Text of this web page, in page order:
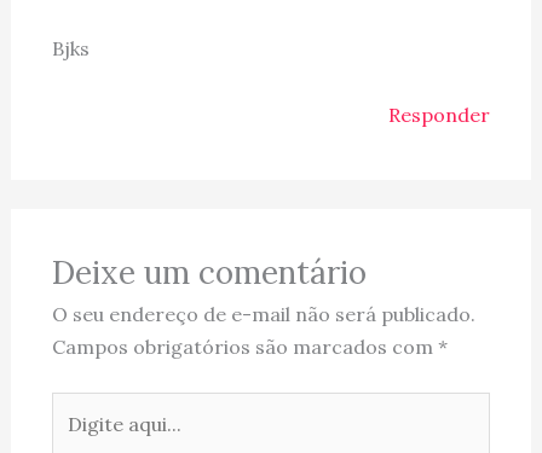
Bjks
Responder
Deixe um comentário
O seu endereço de e-mail não será publicado.
Campos obrigatórios são marcados com *
aqui...